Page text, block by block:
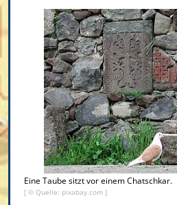
Eine Taube sitzt vor einem Chatschkar.
[ © Quelle: pixabay.com ]